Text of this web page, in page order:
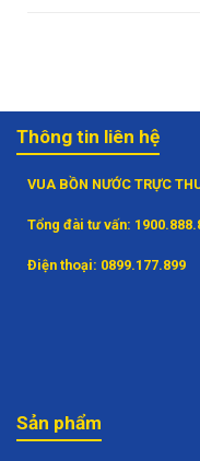
Thông tin liên hệ
VUA BỒN NƯỚC TRỰC
Tổng đài tư vấn:
Điện thoại: 0899.177.899
Sản phẩm